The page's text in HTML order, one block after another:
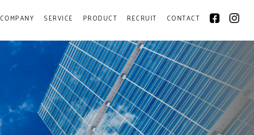
COMPANY SERVICE PRODUCT RECRUIT CONTACT